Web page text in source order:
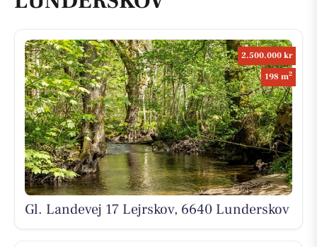
2.500.000 kr
198 m2
Gl. Landevej 17 Lejrskov, 6640 Lunderskov